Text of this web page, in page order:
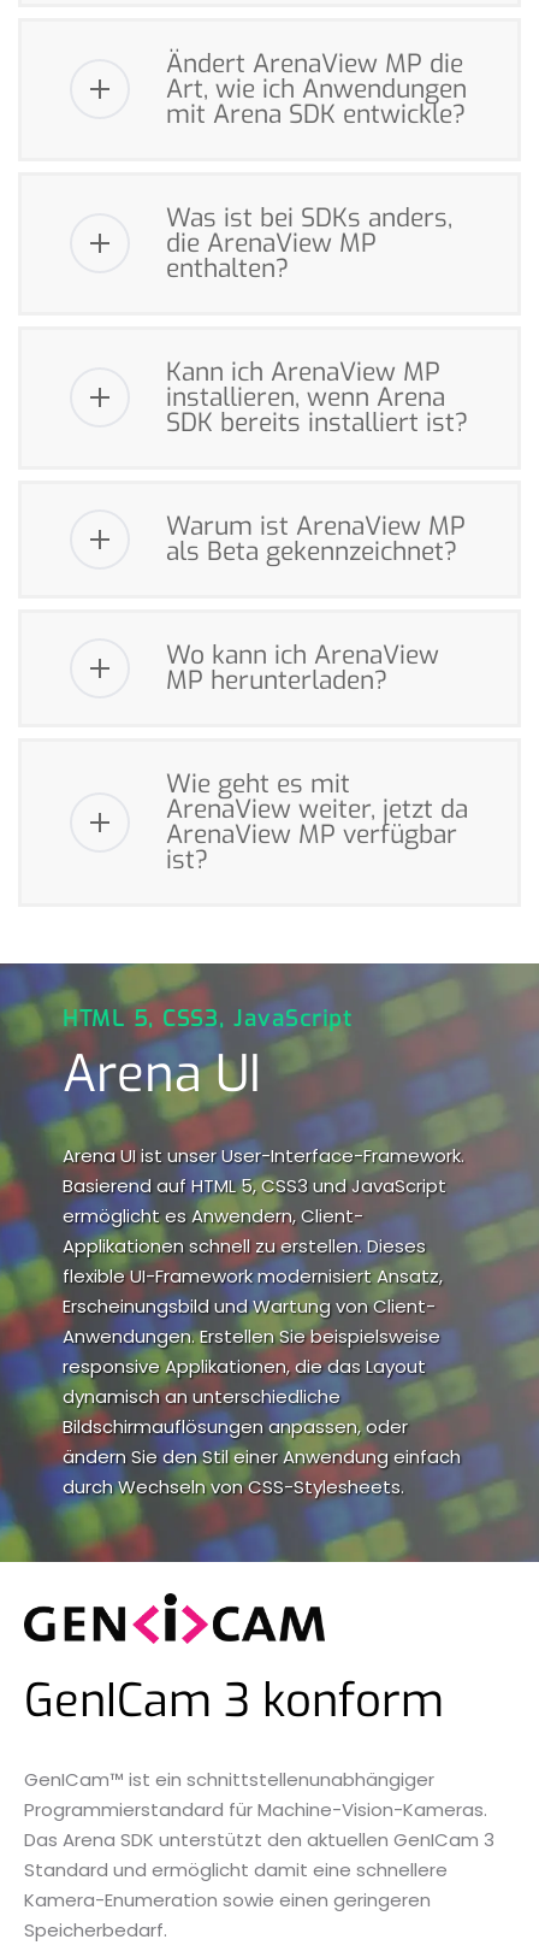
Ändert ArenaView MP die
Art, wie ich Anwendungen
mit Arena SDK entwickle?
Was ist bei SDKs anders,
die ArenaView MP
enthalten?
Kann ich ArenaView MP
installieren, wenn Arena
SDK bereits installiert ist?
Warum ist ArenaView MP
als Beta gekennzeichnet?
Wo kann ich ArenaView
MP herunterladen?
Wie geht es mit
ArenaView weiter, jetzt da
ArenaView MP verfügbar
ist?
HTML 5, CSS3, JavaScript
Arena UI
Arena UI ist unser User-Interface-Framework.
Basierend auf HTML 5, CSS3 und JavaScript
ermöglicht es Anwendern, Client-
Applikationen schnell zu erstellen. Dieses
flexible UI-Framework modernisiert Ansatz,
Erscheinungsbild und Wartung von Client-
Anwendungen. Erstellen Sie beispielsweise
responsive Applikationen, die das Layout
dynamisch an unterschiedliche
Bildschirmauflösungen anpassen, oder
ändern Sie den Stil einer Anwendung einfach
durch Wechseln von CSS-Stylesheets.
GenICam 3 konform
GenICam™ ist ein schnittstellenunabhängiger
Programmierstandard für Machine-Vision-Kameras.
Das Arena SDK unterstützt den aktuellen GenICam 3
Standard und ermöglicht damit eine schnellere
Kamera-Enumeration sowie einen geringeren
Speicherbedarf.